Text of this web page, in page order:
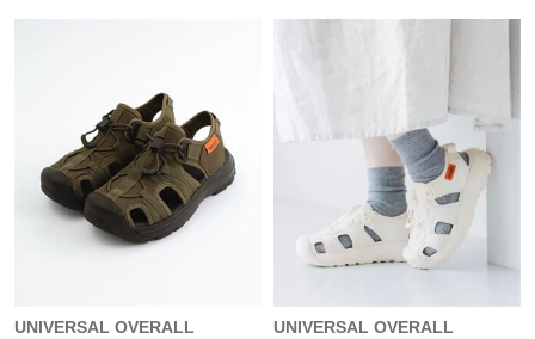
UNIVERSAL OVERALL
UNIVERSAL OVERALL